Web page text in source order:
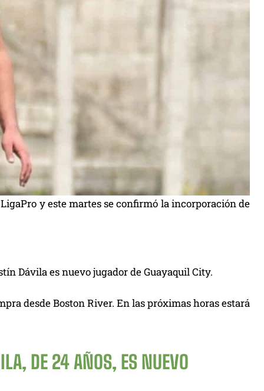
y este martes se confirmó la incorporación de
Dávila es nuevo jugador de Guayaquil City.
desde Boston River. En las próximas horas estará
DE 24 AÑOS, ES NUEVO